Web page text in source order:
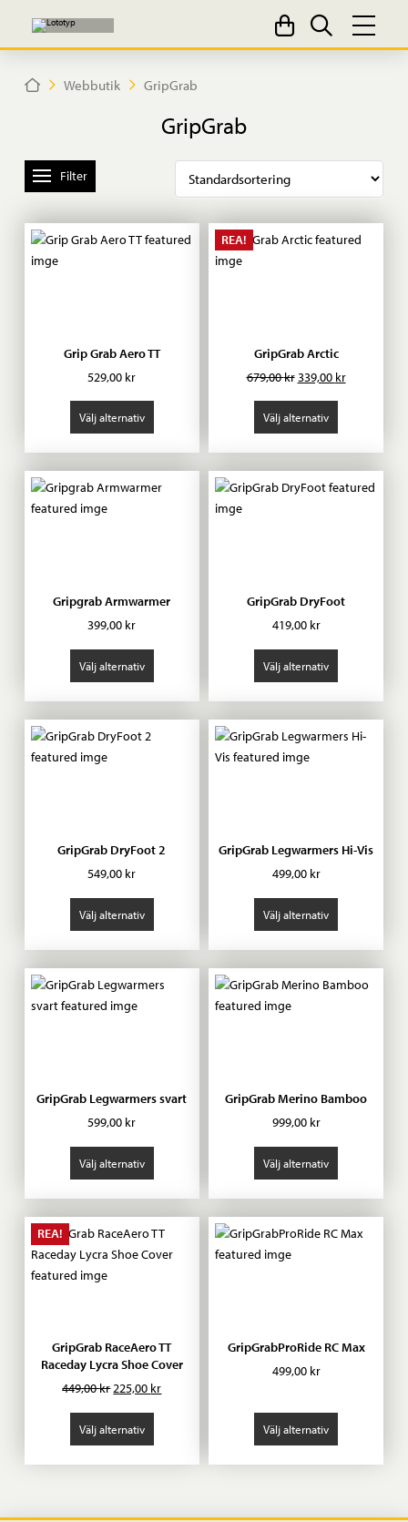
HomeWebbutik GripGrab
GripGrab
Filter
Grip Grab Aero TT
529,00 kr
Välj alternativ
REA!
GripGrab Arctic
679,00kr Det
339,00 krDet
Välj alternativ
Gripgrab Armwarmer
399,00 kr
Välj alternativ
GripGrab DryFoot
419,00 kr
Välj alternativ
GripGrab DryFoot 2
549,00 kr
Välj alternativ
GripGrab Legwarmers Hi-Vis
499,00 kr
Välj alternativ
GripGrab Legwarmers svart
599,00 kr
Välj alternativ
GripGrab Merino Bamboo
999,00 kr
Välj alternativ
REA!
GripGrab RaceAero TT
Raceday Lycra Shoe Cover
449,00krDet
var:
225,00 krDet
Välj alternativ
GripGrabProRide RC Max
499,00 kr
Välj alternativ